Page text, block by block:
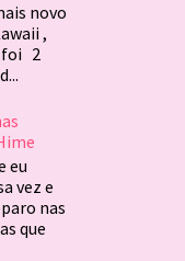
novo
,
foi 2
eu
vez e
nas
que